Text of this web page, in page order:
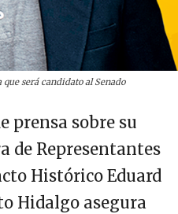
será candidato al Senado
prensa sobre su
de Representantes
Histórico Eduard
Hidalgo asegura